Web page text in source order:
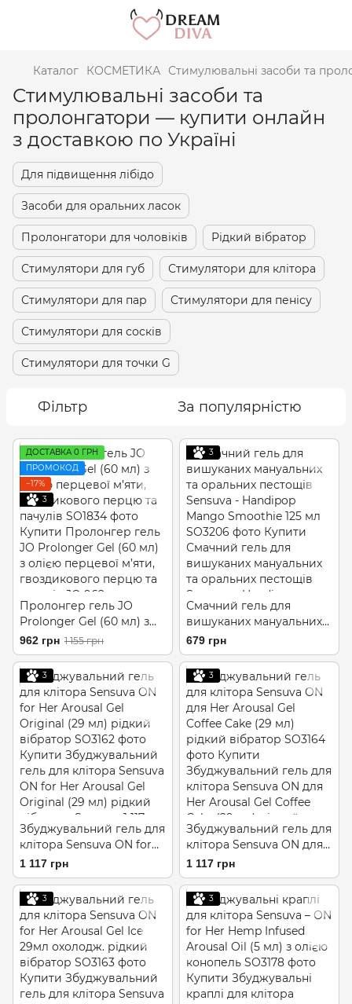
Каталог КОСМЕТИКА Стимулювальні засоби та
Стимулювальні засоби та
пролонгатори — купити онлайн
з доставкою по Україні
Для підвищення лібідо
Засоби для оральних ласок
Пролонгатори для чоловіків Рідкий вібратор
Стимулятори для губ Стимулятори для клітора
Стимулятори для пар Стимулятори для пенісу
Стимулятори для сосків
Стимулятори для точки G
Фільтр За популярністю
ДОСТАВКА 0 ГРН
ПРОМОКОД
−17%
3
Пролонгер гель JO
Prolonger Gel (60 мл) з
олією перцевої м’яти,
гвоздикового перцю та
пачулів
962 грн 1 155 грн
3
Смачний гель для
вишуканих мануальних
та оральних пестощів
Sensuva - Handipop
Mango Smoothie 125 мл
679 грн
3
Збуджувальний гель для
клітора Sensuva ON for
Her Arousal Gel Original
(29 мл) рідкий вібратор
1 117 грн
3
Збуджувальний гель для
клітора Sensuva ON для
Her Arousal Gel Coffee
Cake (29 мл) рідкий
вібратор
1 117 грн
3 3